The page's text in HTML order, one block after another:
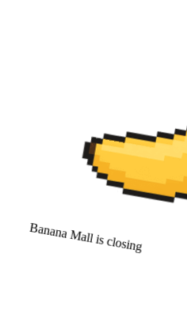
Banana Mall is closing